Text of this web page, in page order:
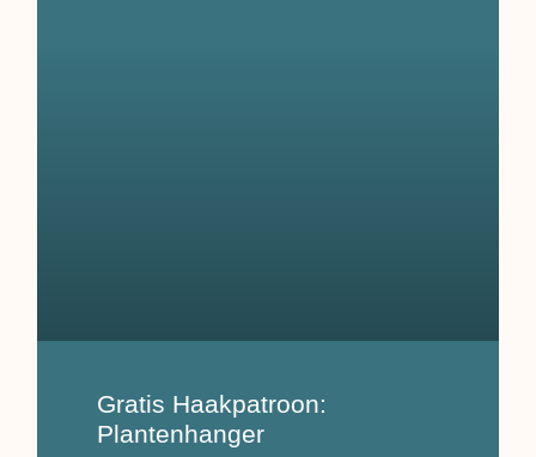
Gratis Haakpatroon:
Plantenhanger